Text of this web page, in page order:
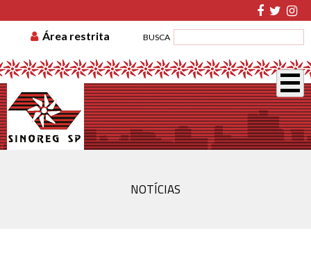
TABELA DE CUSTAS ASSOCIE-SE
GUIA DE
BUSCA
Área restrita
NOTÍCIAS